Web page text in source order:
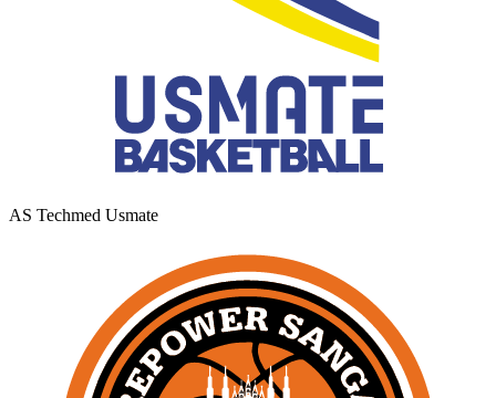
AS Techmed Usmate